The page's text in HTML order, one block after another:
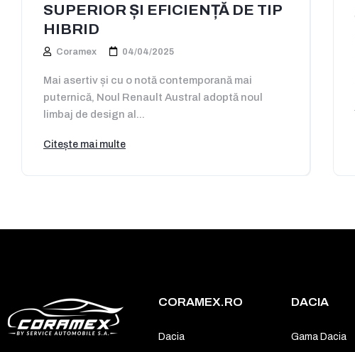
SUPERIOR ȘI EFICIENȚĂ DE TIP
HIBRID
Coramex 04/04/2025
Mai asertiv și cu o notă contemporană mai
puternică, Noul Renault Austral adoptă noul
limbaj de design al...
Citește mai multe
CORAMEX.RO
Dacia
DACIA
Gama Dacia